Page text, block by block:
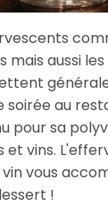
mais aussi
soirée au
pour sa
vins.
vous
!